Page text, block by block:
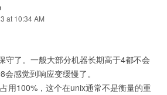
at 10:34 AM
守了。一般大部分机器长期高于4都不会
感觉到响应变缓慢了。
用100%，这个在unix通常不是衡量的重